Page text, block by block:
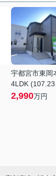
宇都宮市東岡
4LDK (107.23
2,990万円